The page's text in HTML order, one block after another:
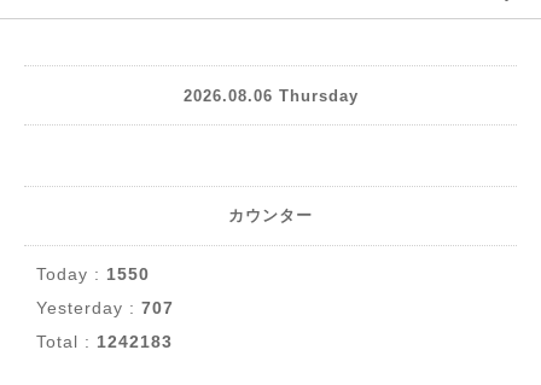
2026.08.06 Thursday
カウンター
Today : 1550
Yesterday : 707
Total : 1242183